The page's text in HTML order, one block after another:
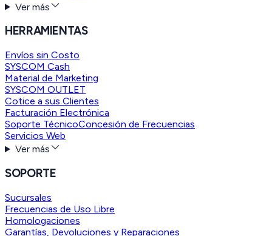
Ver más
HERRAMIENTAS
Envíos sin Costo
SYSCOM Cash
Material de Marketing
SYSCOM OUTLET
Cotice a sus Clientes
Facturación Electrónica
Soporte TécnicoConcesión de Frecuencias
Servicios Web
Ver más
SOPORTE
Sucursales
Frecuencias de Uso Libre
Homologaciones
Garantías, Devoluciones y Reparaciones